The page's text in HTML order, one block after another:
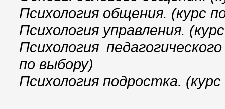
Психология общения. (курс
Психология управления.
Психология
по выбору)
Психология подростка.